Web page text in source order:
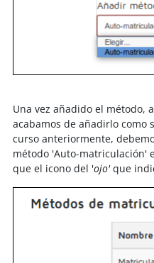
Una vez añadido el método,
acabamos de añadirlo como
curso anteriormente,
método 'Auto-matriculación'
que el icono del 'ojo'que